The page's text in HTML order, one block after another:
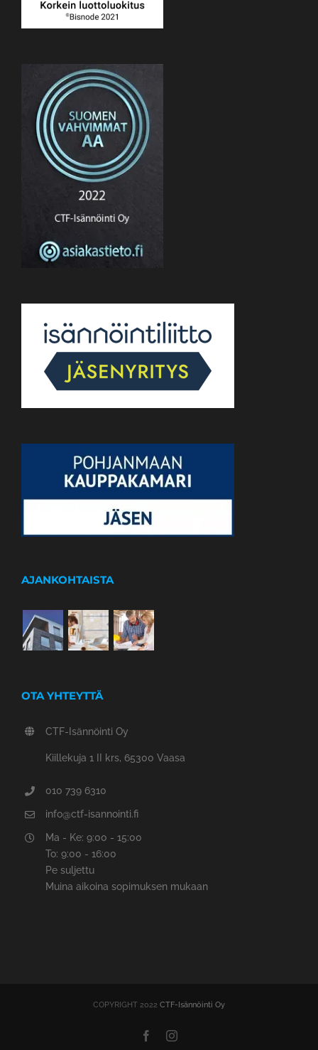
AJANKOHTAISTA
OTA YHTEYTTÄ
CTF-Isännöinti Oy
Kiillekuja 1 II krs, 65300 Vaasa
010 739 6310
info@ctf-isannointi.fi
Ma - Ke: 9:00 - 15:00
To: 9:00 - 16:00
Pe suljettu
Muina aikoina sopimuksen mukaan
COPYRIGHT 2022 CTF-Isännöinti Oy
FacebookInstagram